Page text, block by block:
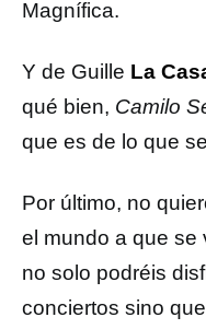
Magnífica.
Y de Guille La
qué bien, Camilo
que es de lo que
Por último, no
el mundo a que se
no solo podréis
conciertos sino